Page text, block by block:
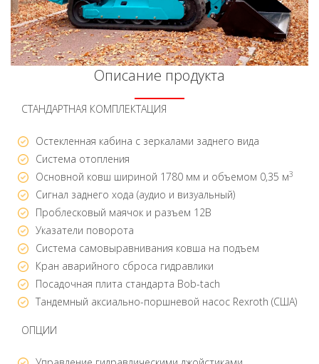
Описание продукта
СТАНДАРТНАЯ КОМПЛЕКТАЦИЯ
Остекленная кабина с зеркалами заднего вида
Система отопления
Основной ковш шириной 1780 мм и объемом 0,35 м3
Сигнал заднего хода (аудио и визуальный)
Проблесковый маячок и разъем 12В
Указатели поворота
Система самовыравнивания ковша на подъем
Кран аварийного сброса гидравлики
Посадочная плита стандарта Bob-tach
Тандемный аксиально-поршневой насос Rexroth (США)
ОПЦИИ